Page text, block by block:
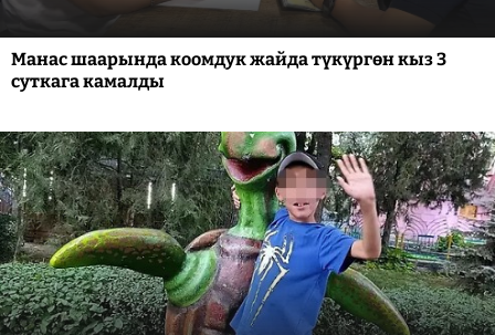
Манас шаарында коомдук жайда түкүргөн кыз 3
суткага камалды